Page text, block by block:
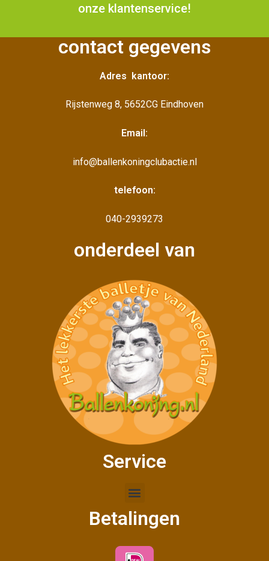
onze klantenservice!
contact gegevens
Adres kantoor:
Rijstenweg 8, 5652CG Eindhoven
Email:
info@ballenkoningclubactie.nl
telefoon:
040-2939273
onderdeel van
Service
Betalingen